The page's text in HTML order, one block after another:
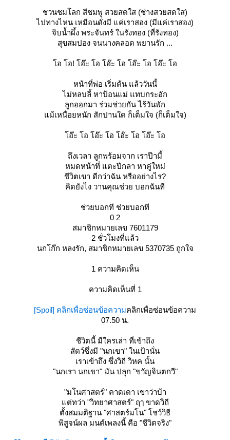
ชวนชมโลก สีชมพู สวยสดใส (ช่างสวยสดใส)
ไปทางไหน เหมือนดั่งมี แค่เราสอง (มีแค่เราสอง)
จิบน้ำผึ้ง พระจันทร์ ในรังทอง (ที่รังทอง)
สุขสมปอง จนนางคลอด พยานรัก ...
อ โอ! โอ๊ะ โอ โอ๊ะ โอ โอ๊ะ โอ โอ๊ะ โอ
หน้าที่พ่อ เริ่มต้น แล้ววันนี้
ไม่หลบลี้ หาป้อนแม่ แทบกระอัก
ลูกออกมา ร่วมช่วยกัน ไร้วันพัก
ม้เหนื่อยหนัก สักปานใด ก็เต็มใจ (ก็เต็มใจ)
อ๊ะ โอ โอ๊ะ โอ โอ๊ะ โอ โอ๊ะ โอ
ถึงเวลา ลูกพร้อมจาก เราป๊ามี้
หมดหน้าที่ แตะปีกลา หาคู่ใหม่
ชีวิตเขา ดีกว่าฉัน หรืออย่างไร?
คิดยังไง วานคุณช่วย บอกฉันที
ช่วยบอกที ช่วยบอกที
0 2
สมาชิกหมายเลข 7601179
2 ชั่วโมงที่แล้ว
นกโก๊ก หลงรัก, สมาชิกหมายเลข 5370735 ถูกใจ
1 ความคิดเห็น
ความคิดเห็นที่ 1
[Spoil] คลิกเพื่อซ่อนข้อความคลิกเพื่อซ่อนข้อความ
07.50 น.
ชีวิตนี้ มีใครเล่า ที่เข้าถึง
สัตว์ซึ่งมี "นกเขา" ในเป้านั่น
เราเข้าถึง ซึ่งวิถี วิหค นั้น
"นกเรา นกเขา" มัน ปลุก "ขวัญจินตกวี"
"มโนศาสตร์" คาดเดา เขาว่าบ้า
ต่ทว่า "วิทยาศาสตร์" ฤๅ ขาดวิถี
ตั้งสมมติฐาน "ศาสตร์มโน" โชว์วิธี
พิสูจน์ผล มนต์เพลงนี้ คือ "ชีวิตจริง"